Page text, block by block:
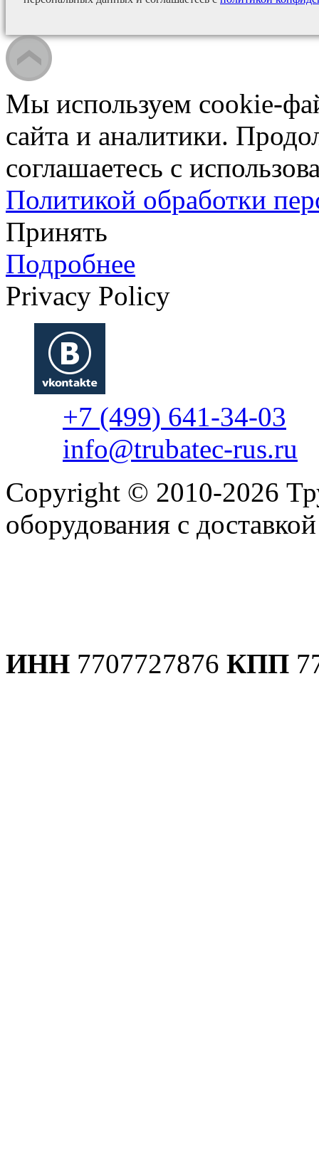
Мы используем cookie-
сайта и аналитики.
соглашаетесь с
Политикой обработки
Принять
Подробнее
Privacy Policy
+7 (499) 641-34-03
info@trubatec-rus.ru
Copyright © 2010-2026
оборудования с
ИНН 7707727876 КПП